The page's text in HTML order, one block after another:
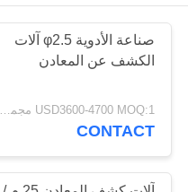
PRODUCTS
ABOUT
US
FACTORY
صناعة الأدوية φ2.5 آلات
الكشف عن المعادن
USD3600-4700 MOQ:1 مجموعة
CONTACT